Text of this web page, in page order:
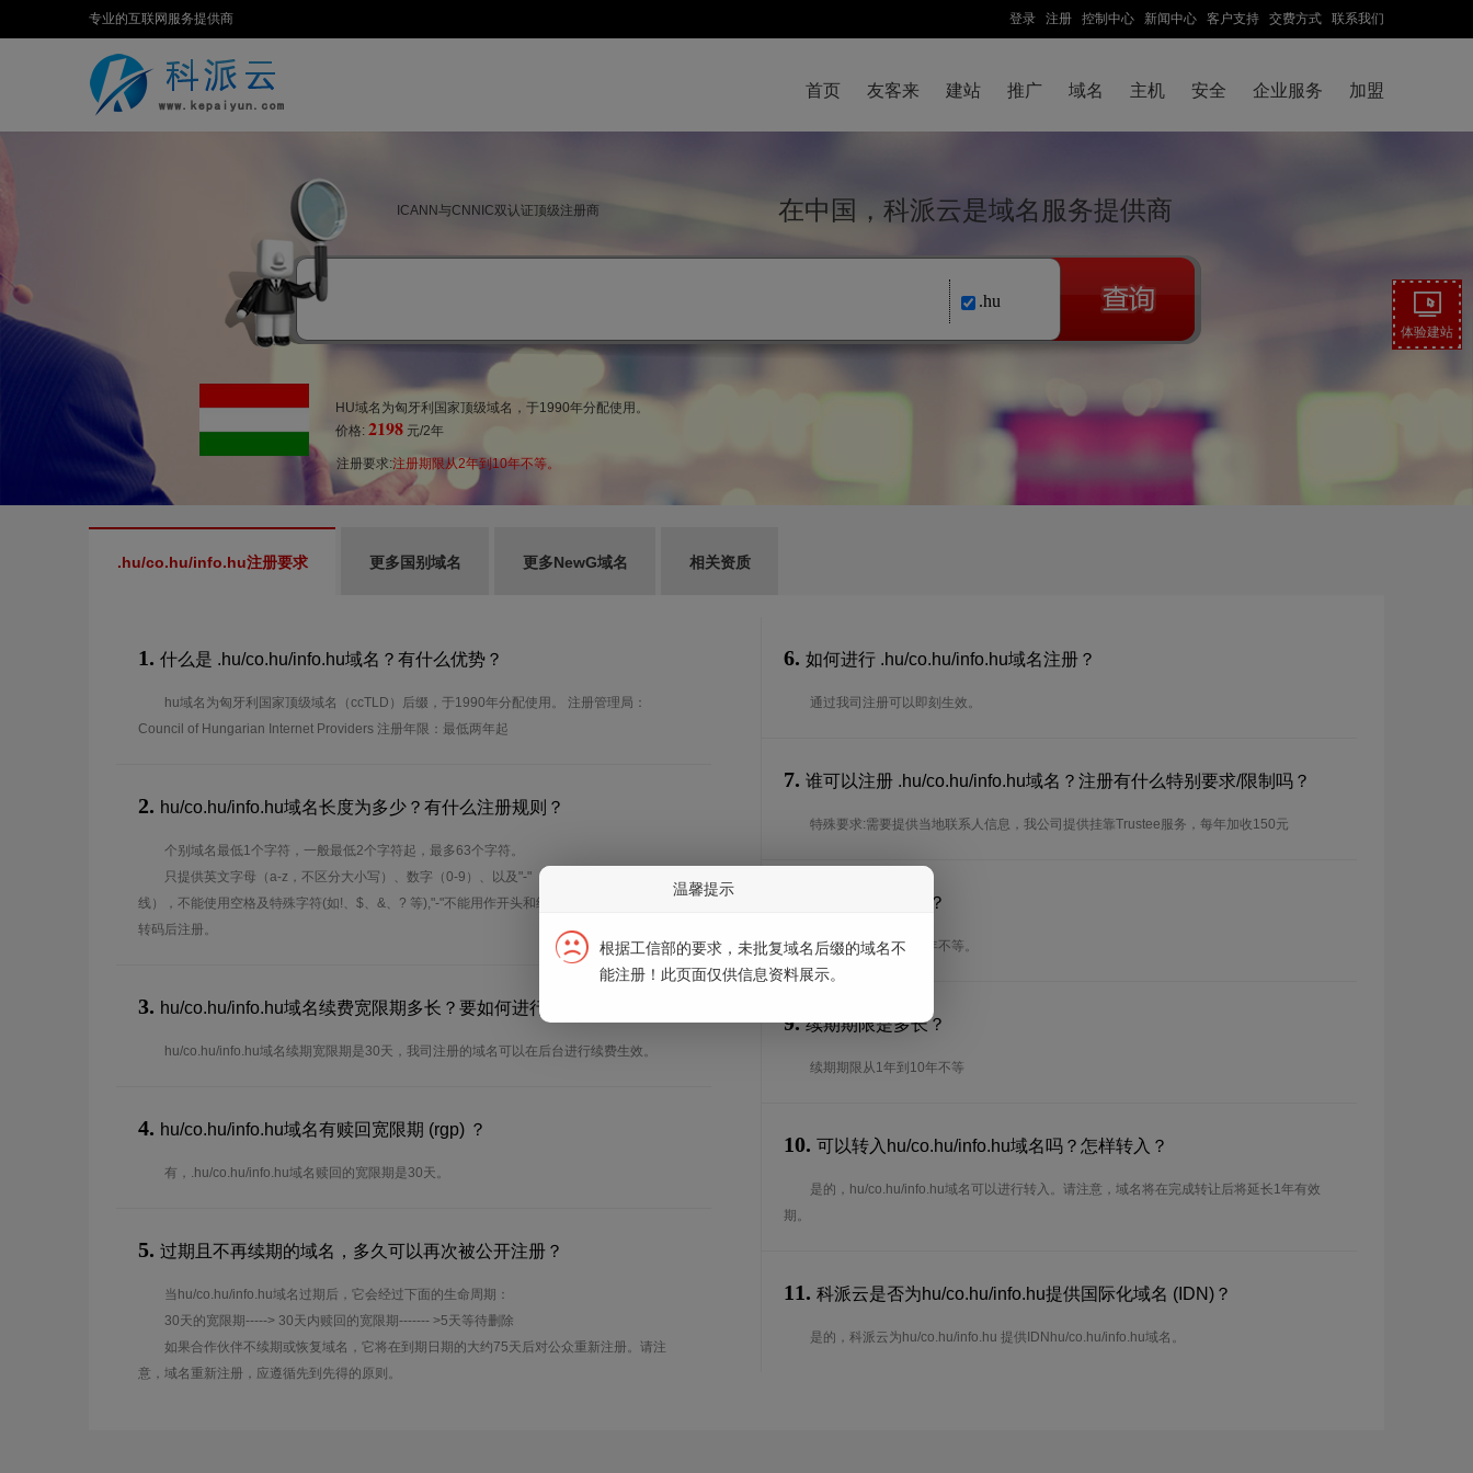
专业的互联网服务提供商 登录 注册 控制中心 新闻中心 客户支持 交费方式 联系我们
首页 友客来 建站 推广 域名 主机 安全 企业服务 加盟
ICANN与CNNIC双认证顶级注册商 在中国，科派云是域名服务提供商
.hu
HU域名为匈牙利国家顶级域名，于1990年分配使用。
价格: 2198 元/2年
注册要求:注册期限从2年到10年不等。
.hu/co.hu/info.hu注册要求 更多国别域名 更多NewG域名 相关资质
1. 什么是 .hu/co.hu/info.hu域名？有什么优势？
hu域名为匈牙利国家顶级域名（ccTLD）后缀，于1990年分配使用。 注册管理局：
Council of Hungarian Internet Providers 注册年限：最低两年起
2. hu/co.hu/info.hu域名长度为多少？有什么注册规则？
个别域名最低1个字符，一般最低2个字符起，最多63个字符。
只提供英文字母（a-z，不区分大小写）、数字（0-9）、以及"-"（英文中的连词号，即中横
线），不能使用空格及特殊字符(如!、$、&、? 等),"-"不能用作开头和结尾。注*中文域名实际是
转码后注册。
3. hu/co.hu/info.hu域名续费宽限期多长？要如何进行域名续费？
hu/co.hu/info.hu域名续期宽限期是30天，我司注册的域名可以在后台进行续费生效。
4. hu/co.hu/info.hu域名有赎回宽限期 (rgp) ？
有，.hu/co.hu/info.hu域名赎回的宽限期是30天。
5. 过期且不再续期的域名，多久可以再次被公开注册？
当hu/co.hu/info.hu域名过期后，它会经过下面的生命周期：
30天的宽限期-----> 30天内赎回的宽限期------- >5天等待删除
如果合作伙伴不续期或恢复域名，它将在到期日期的大约75天后对公众重新注册。请注
意，域名重新注册，应遵循先到先得的原则。
6. 如何进行 .hu/co.hu/info.hu域名注册？
通过我司注册可以即刻生效。
7. 谁可以注册 .hu/co.hu/info.hu域名？注册有什么特别要求/限制吗？
特殊要求:需要提供当地联系人信息，我公司提供挂靠Trustee服务，每年加收150元
注册期限是多长？
注册期限从2年到10年不等。
9. 续期期限是多长？
续期期限从1年到10年不等
10. 可以转入hu/co.hu/info.hu域名吗？怎样转入？
是的，hu/co.hu/info.hu域名可以进行转入。请注意，域名将在完成转让后将延长1年有效
期。
11. 科派云是否为hu/co.hu/info.hu提供国际化域名 (IDN)？
是的，科派云为hu/co.hu/info.hu 提供IDNhu/co.hu/info.hu域名。
体验建站
温馨提示
根据工信部的要求，未批复域名后缀的域名不
能注册！此页面仅供信息资料展示。